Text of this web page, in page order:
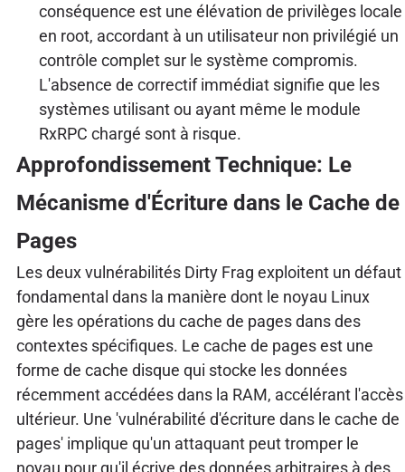
conséquence est une élévation de privilèges locale
en root, accordant à un utilisateur non privilégié un
contrôle complet sur le système compromis.
L'absence de correctif immédiat signifie que les
systèmes utilisant ou ayant même le module
RxRPC chargé sont à risque.
Approfondissement Technique: Le
Mécanisme d'Écriture dans le Cache de
Pages
Les deux vulnérabilités Dirty Frag exploitent un défaut
fondamental dans la manière dont le noyau Linux
gère les opérations du cache de pages dans des
contextes spécifiques. Le cache de pages est une
forme de cache disque qui stocke les données
récemment accédées dans la RAM, accélérant l'accès
ultérieur. Une 'vulnérabilité d'écriture dans le cache de
pages' implique qu'un attaquant peut tromper le
noyau pour qu'il écrive des données arbitraires à des